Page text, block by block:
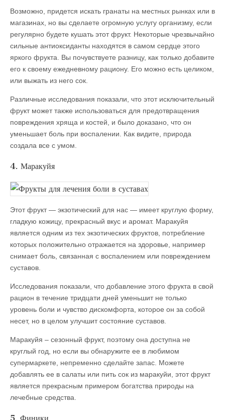
Возможно, придется искать гранаты на местных рынках или в
магазинах, но вы сделаете огромную услугу организму, если
регулярно будете кушать этот фрукт. Некоторые чрезвычайно
сильные антиоксиданты находятся в самом сердце этого
яркого фрукта. Вы почувствуете разницу, как только добавите
его к своему ежедневному рациону. Его можно есть целиком,
или выжать из него сок.
Различные исследования показали, что этот исключительный
фрукт может также использоваться для предотвращения
повреждения хряща и костей, и было доказано, что он
уменьшает боль при воспалении. Как видите, природа
создала все с умом.
4. Маракуйя
Этот фрукт — экзотический для нас — имеет круглую форму,
гладкую кожицу, прекрасный вкус и аромат. Маракуйя
является одним из тех экзотических фруктов, потребление
которых положительно отражается на здоровье, например
снимает боль, связанная с воспалением или повреждением
суставов.
Исследования показали, что добавление этого фрукта в свой
рацион в течение тридцати дней уменьшит не только
уровень боли и чувство дискомфорта, которое он за собой
несет, но в целом улучшит состояние суставов.
Маракуйя – сезонный фрукт, поэтому она доступна не
круглый год, но если вы обнаружите ее в любимом
супермаркете, непременно сделайте запас. Можете
добавлять ее в салаты или пить сок из маракуйи, этот фрукт
является прекрасным примером богатства природы на
лечебные средства.